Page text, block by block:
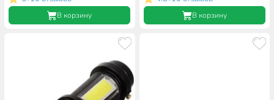
В корзину
15130
В корзину